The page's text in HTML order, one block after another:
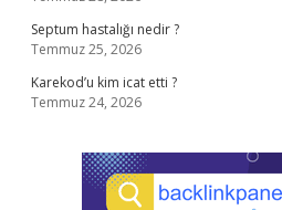
Septum hastalığı nedir ?
Temmuz 25, 2026
Karekod’u kim icat etti ?
Temmuz 24, 2026